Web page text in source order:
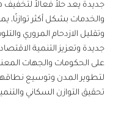
جديدة يعد حلاً فعالاً لتخفيف هذا
والخدمات بشكل أكثر توازنًا،
وتقليل الازدحام المروري
جديدة وتعزيز التنمية
على الحكومات والجهات المعنية
لتطوير المدن وتوسيع نطاقها
تحقيق التوازن السكاني والتنمية